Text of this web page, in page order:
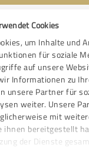
Cookies
um Inhalte und
für soziale
auf unsere
Informationen zu
unsere Partner für
weiter. Unsere
mit
ihnen bereitgestellt
der Dienste
*
Nachricht senden